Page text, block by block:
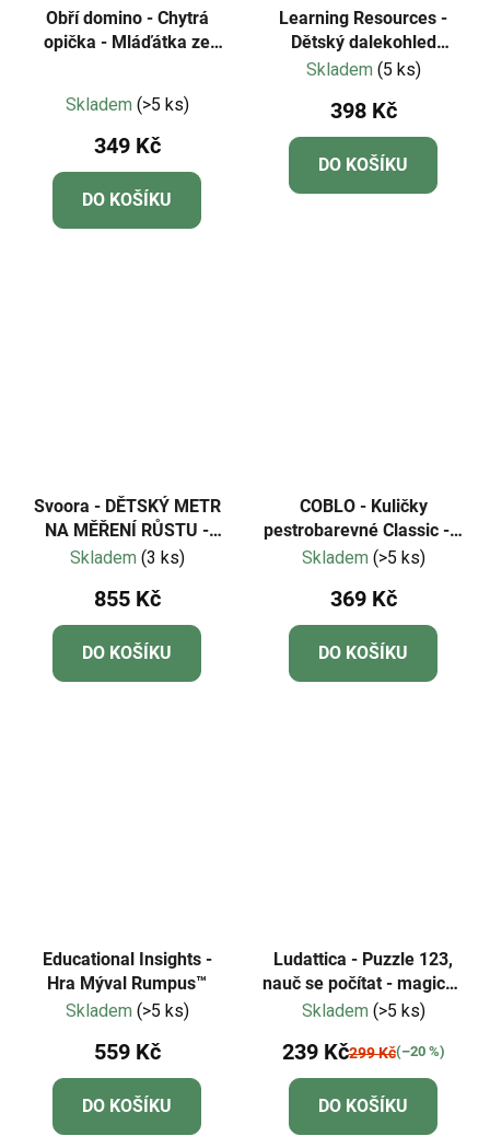
Obří domino - Chytrá
opička - Mláďátka ze
hodnocení
produktu
je
5,0
z
Skladem (>5 ks)
349 Kč
DO KOŠÍKU
Learning Resources -
Dětský dalekohled
GeoSafari® Jr.
Skladem (5 ks)
398 Kč
DO KOŠÍKU
Svoora - DĚTSKÝ METR
NA MĚŘENÍ RŮSTU -
PANDA
Skladem (3 ks)
855 Kč
DO KOŠÍKU
COBLO - Kuličky
pestrobarevné Classic - 6
kusů
Skladem (>5 ks)
369 Kč
DO KOŠÍKU
Educational Insights -
Hra Mýval Rumpus™
Skladem (>5 ks)
559 Kč
DO KOŠÍKU
Ludattica - Puzzle 123,
nauč se počítat - magický
les
Skladem (>5 ks)
239 Kč299 Kč(–20 %)
DO KOŠÍKU